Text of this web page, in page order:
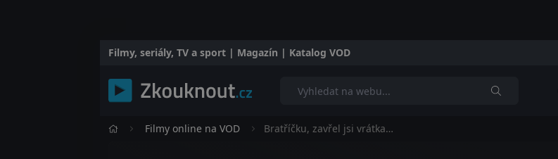
Filmy, seriály, TV a sport | Magazín | Katalog VOD
Filmy online na VOD Bratříčku, zavřel jsi vrátka…